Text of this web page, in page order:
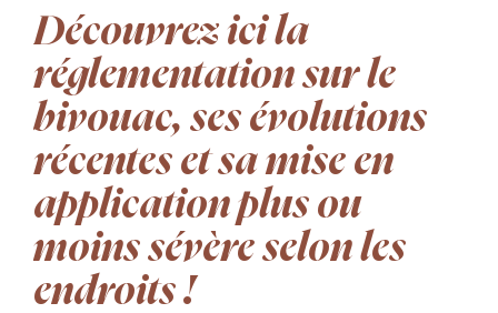
Découvrez ici la
réglementation sur le
bivouac, ses évolutions
récentes et sa mise en
application plus ou
moins sévère selon les
endroits !